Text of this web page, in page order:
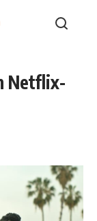
Netflix-